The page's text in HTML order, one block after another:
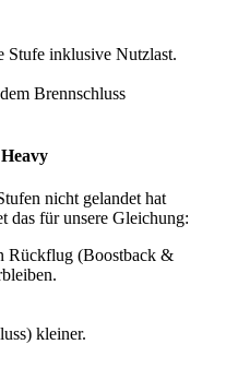
Stufe inklusive Nutzlast.
Brennschluss
nicht gelandet hat
das für unsere Gleichung:
Rückflug (Boostback &
kleiner.